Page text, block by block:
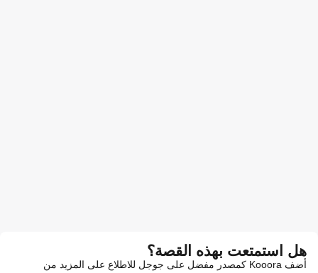
هل استمتعت بهذه القصة؟
أضف Kooora كمصدر مفضل على جوجل للاطلاع على المزيد من